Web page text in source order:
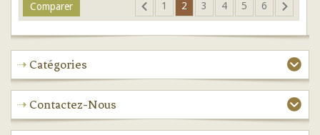
1 2 3 4 5 6
Catégories
Contactez-Nous